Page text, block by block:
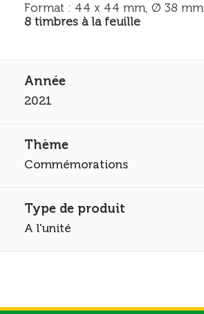
Format : 44 x 44 mm, Ø 38 mm
8 timbres à la feuille
2021
Commémorations
A l'unité